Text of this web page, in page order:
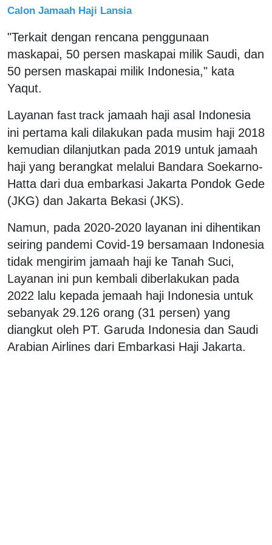
Calon Jamaah Haji Lansia
"Terkait dengan rencana penggunaan
maskapai, 50 persen maskapai milik Saudi, dan
50 persen maskapai milik Indonesia," kata
Yaqut.
Layanan fast track jamaah haji asal Indonesia
ini pertama kali dilakukan pada musim haji 2018
kemudian dilanjutkan pada 2019 untuk jamaah
haji yang berangkat melalui Bandara Soekarno-
Hatta dari dua embarkasi Jakarta Pondok Gede
(JKG) dan Jakarta Bekasi (JKS).
Namun, pada 2020-2020 layanan ini dihentikan
seiring pandemi Covid-19 bersamaan Indonesia
tidak mengirim jamaah haji ke Tanah Suci,
Layanan ini pun kembali diberlakukan pada
2022 lalu kepada jemaah haji Indonesia untuk
sebanyak 29.126 orang (31 persen) yang
diangkut oleh PT. Garuda Indonesia dan Saudi
Arabian Airlines dari Embarkasi Haji Jakarta.